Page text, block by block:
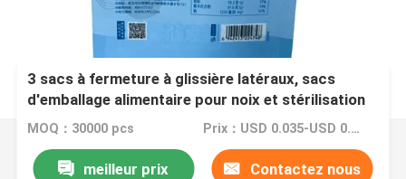
3 sacs à fermeture à glissière latéraux, sacs
d'emballage alimentaire pour noix et stérilisation
personnalisée dans l'industrie
MOQ：30000 pcs Prix：USD 0.035-USD 0.07
meilleur prix Contactez nous